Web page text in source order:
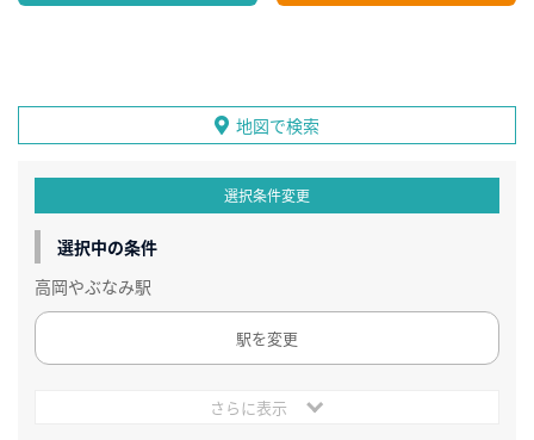
地図で検索
選択条件変更
選択中の条件
高岡やぶなみ駅
駅を変更
さらに表示